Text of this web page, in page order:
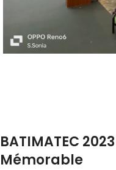
BATIMATEC
Mémorable